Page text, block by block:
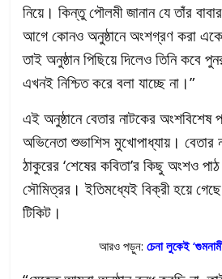
নিয়ে। কিন্তু পৌলমী জানান যে তাঁর
আগে কোনও অনুষ্ঠানে অংশগ্রণ করা
তাই অনুষ্ঠান পিছিয়ে দিলেও তিনি কবে
এখনই নিশ্চিত করে বলা যাচ্ছে না।”
এই অনুষ্ঠানে বেতার নাটকের অংশবিশেষ
অভিনেতা শুভাশিস মুখোপাধ্যায়। বেতার
ঠাকুরের ‘শেষের কবিতা’র কিছু অংশও
সৌমিত্রর। ইতিমধ্যেই বিক্রী হয়ে
টিকিট।
আরও পড়ুন: চেনা লুকেই